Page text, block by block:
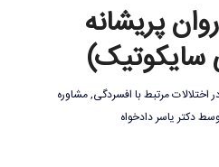
پریشانه
سایکوتیک)
اختلالات مرتبط با افسردگی,مشاوره
دکتر یاسر دادخواه